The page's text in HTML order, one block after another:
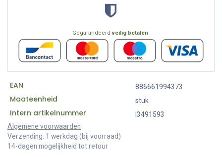
Gegarandeerdveilig betalen
EAN 886661994373
Maateenheid stuk
Intern artikelnummer
I3491593
Algemene voorwaarden
Verzending: 1 werkdag (bij voorraad)
14-dagen mogelijkheid tot retour